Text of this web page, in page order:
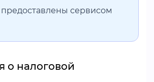
сервисом
о налоговой